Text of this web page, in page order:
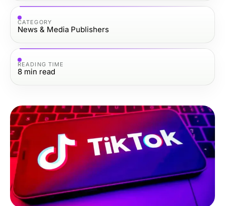
CATEGORY
News & Media Publishers
READING TIME
8 min read